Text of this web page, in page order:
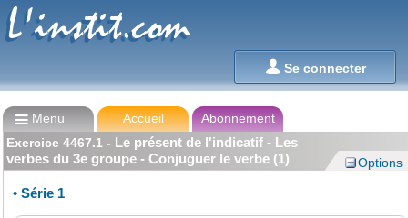
Se connecter
L'instit.com
L'instit.com
Menu Accueil
Abonnement
Exercice 4467.1 - Le présent de l'indicatif - Les
verbes du 3e groupe - Conjuguer le verbe (1)
Options
• Série 1